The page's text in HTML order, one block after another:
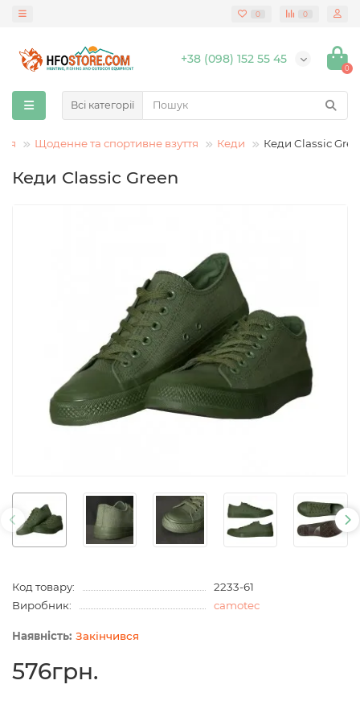
0 0
+38 (098) 152 55 45
0
Всі категорії
Щоденне та спортивне взуття Кеди Кеди Classic
Кеди Classic Green
Код товару:
2233-61
Виробник:
camotec
Закінчився
576грн.